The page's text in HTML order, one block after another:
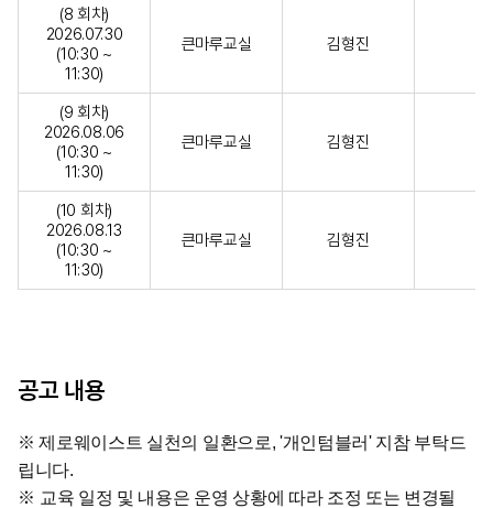
(8 회차)
2026.07.30
(10:30 ~
11:30)
큰마루교실 김형진
(9 회차)
2026.08.06
(10:30 ~
11:30)
큰마루교실 김형진
(10 회차)
2026.08.13
(10:30 ~
11:30)
큰마루교실 김형진
공고 내용
※ 제로웨이스트 실천의 일환으로, '개인텀블러' 지참 부탁드
립니다.
※ 교육 일정 및 내용은 운영 상황에 따라 조정 또는 변경될